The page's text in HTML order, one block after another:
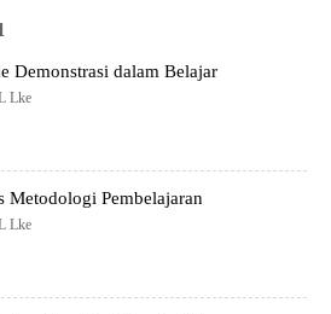
Demonstrasi dalam Belajar
Lke
Metodologi Pembelajaran
Lke